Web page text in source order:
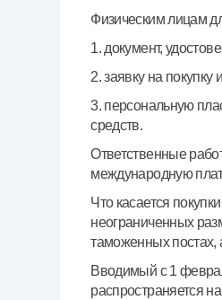
Физическим лицам
1. документ,
2. заявку на
3. персональную
средств.
Ответственные
международную
Что касается
неограниченных
таможенных постах,
Вводимый с 1
распространяется